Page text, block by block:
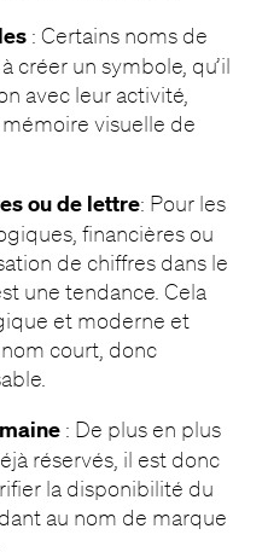
: Certains noms de
créer un symbole, qu’il
avec leur activité,
visuelle de
ou de lettre: Pour les
financières ou
de chiffres dans le
une tendance. Cela
et moderne et
court, donc
: De plus en plus
réservés, il est donc
la disponibilité du
au nom de marque